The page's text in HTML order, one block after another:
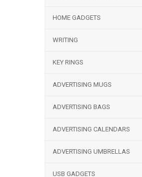
HOME GADGETS
WRITING
KEY RINGS
ADVERTISING MUGS
ADVERTISING BAGS
ADVERTISING CALENDARS
ADVERTISING UMBRELLAS
USB GADGETS